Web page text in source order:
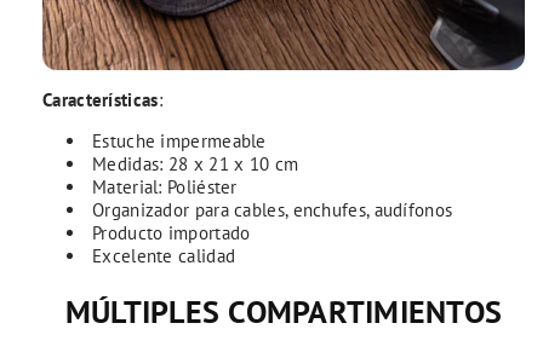
Características:
Estuche impermeable
Medidas: 28 x 21 x 10 cm
Material: Poliéster
Organizador para cables, enchufes, audífonos
Producto importado
Excelente calidad
MÚLTIPLES COMPARTIMIENTOS